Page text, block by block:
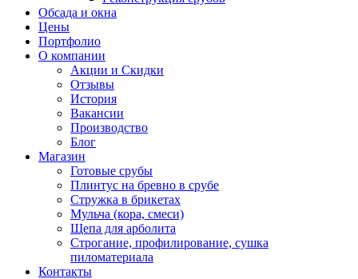
Обсада и окна
Цены
Портфолио
О компании
Акции и Скидки
Отзывы
История
Вакансии
Производство
Блог
Магазин
Готовые срубы
Плинтус на бревно в срубе
Стружка в брикетах
Мульча (кора, смеси)
Щепа для арболита
Строгание, профилирование, сушка
пиломатериала
Контакты